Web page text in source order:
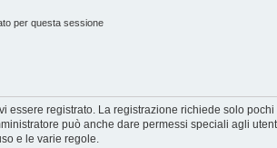
per questa sessione
essere registrato. La registrazione richiede solo
può anche dare permessi speciali agli
e le varie regole.